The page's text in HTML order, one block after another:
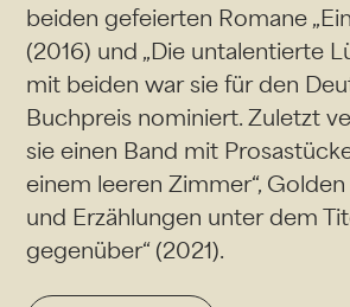
beiden gefeierten Romane
(2016) und „Die untalentierte
mit beiden war sie für den
Buchpreis nominiert. Zuletzt
sie einen Band mit
einem leeren Zimmer“,
und Erzählungen unter dem
gegenüber“ (2021).